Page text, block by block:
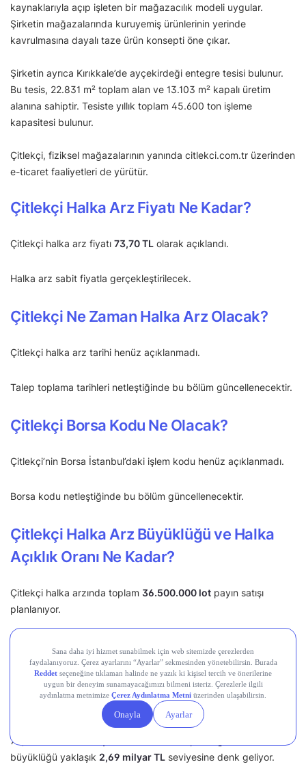
kaynaklarıyla açıp işleten bir mağazacılık modeli uygular.
Şirketin mağazalarında kuruyemiş ürünlerinin yerinde
kavrulmasına dayalı taze ürün konsepti öne çıkar.
Şirketin ayrıca Kırıkkale’de ayçekirdeği entegre tesisi bulunur.
Bu tesis, 22.831 m² toplam alan ve 13.103 m² kapalı üretim
alanına sahiptir. Tesiste yıllık toplam 45.600 ton işleme
kapasitesi bulunur.
Çitlekçi, fiziksel mağazalarının yanında citlekci.com.tr üzerinden
e-ticaret faaliyetleri de yürütür.
Çitlekçi Halka Arz Fiyatı Ne Kadar?
Çitlekçi halka arz fiyatı 73,70 TL olarak açıklandı.
Halka arz sabit fiyatla gerçekleştirilecek.
Çitlekçi Ne Zaman Halka Arz Olacak?
Çitlekçi halka arz tarihi henüz açıklanmadı.
Talep toplama tarihleri netleştiğinde bu bölüm güncellenecektir.
Çitlekçi Borsa Kodu Ne Olacak?
Çitlekçi’nin Borsa İstanbul’daki işlem kodu henüz açıklanmadı.
Borsa kodu netleştiğinde bu bölüm güncellenecektir.
Çitlekçi Halka Arz Büyüklüğü ve Halka
Açıklık Oranı Ne Kadar?
Çitlekçi halka arzında toplam 36.500.000 lot payın satışı
planlanıyor.
Bu payların
ise ortak satışı
yoluyla halka arz edilecek.
Ortak satışı kapsamında Tunçlar Yatırım Holding A.Ş.’ye ait
pay halka arz edilecek.
73,70 TL halka arz fiyatı üzerinden hesaplandığında halka arz
büyüklüğü yaklaşık 2,69 milyar TL seviyesine denk geliyor.